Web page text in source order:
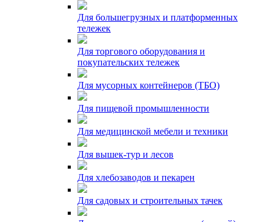
Для большегрузных и платформенных
тележек
Для торгового оборудования и
покупательских тележек
Для мусорных контейнеров (ТБО)
Для пищевой промышленности
Для медицинской мебели и техники
Для вышек-тур и лесов
Для хлебозаводов и пекарен
Для садовых и строительных тачек